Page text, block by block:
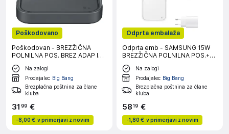
Poškodovano
Poškodovan - BREZŽIČNA
POLNILNA POS. BREZ ADAP IN
KABL 15W SIV
Na zalogi
Prodajalec Big Bang
Brezplačna poštnina za člane
kluba
31 99 €
-8,00 € v primerjavi z novim
Odprta embalaža
Odprta emb - SAMSUNG 15W
BREZŽIČNA POLNILNA POS.+
ADAPTER+KABEL BELA
Na zalogi
Prodajalec Big Bang
Brezplačna poštnina za člane
kluba
5819 €
-1,80 € v primerjavi z novim